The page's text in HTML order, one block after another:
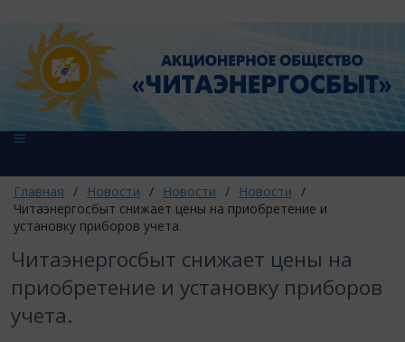
Главная / Новости / Новости / Новости /
Читаэнергосбыт снижает цены на приобретение и
установку приборов учета.
Читаэнергосбыт снижает цены на
приобретение и установку приборов
учета.